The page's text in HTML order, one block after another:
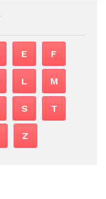
E F
L M
S T
Z